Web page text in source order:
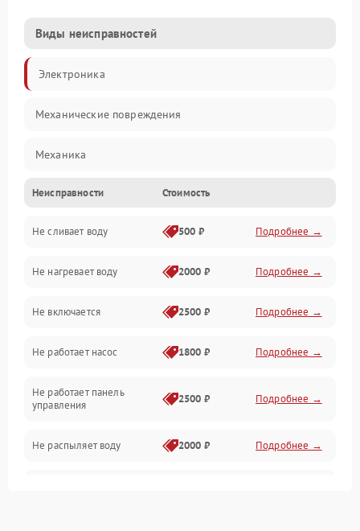
Виды неисправностей
Электроника
Механические повреждения
Механика
Управление
Электропитание
Датчики
Нагрев
Вода
Гигиена
Программное обеспечение
Неисправности Стоимость
Не сливает воду 500 ₽ Подробнее →
Не нагревает воду 2000 ₽ Подробнее →
Не включается 2500 ₽ Подробнее →
Не работает насос 1800 ₽ Подробнее →
Не работает панель
управления
2500 ₽ Подробнее →
Не распыляет воду 2000 ₽ Подробнее →